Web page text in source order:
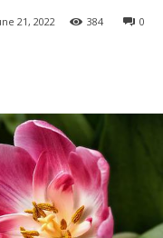
21, 2022 0
384